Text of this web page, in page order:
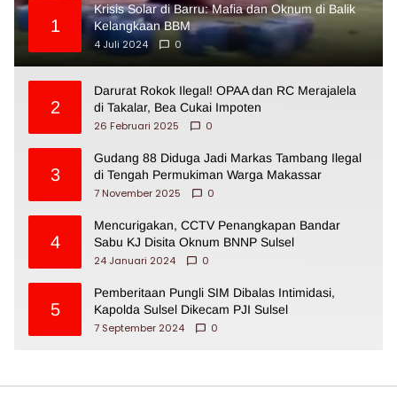
1
Krisis Solar di Barru: Mafia dan Oknum di Balik
Kelangkaan BBM
4 Juli 2024
0
2
Darurat Rokok Ilegal! OPAA dan RC Merajalela
di Takalar, Bea Cukai Impoten
26 Februari 2025
0
3
Gudang 88 Diduga Jadi Markas Tambang Ilegal
di Tengah Permukiman Warga Makassar
7 November 2025
0
4
Mencurigakan, CCTV Penangkapan Bandar
Sabu KJ Disita Oknum BNNP Sulsel
24 Januari 2024
0
5
Pemberitaan Pungli SIM Dibalas Intimidasi,
Kapolda Sulsel Dikecam PJI Sulsel
7 September 2024
0